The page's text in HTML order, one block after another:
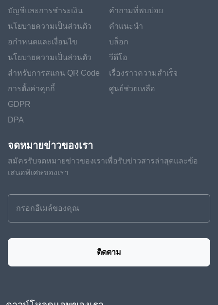
บัญชีและการชำระเงิน
นโยบายความเป็นส่วนตัว
อกำหนดและเงื่อนไข
นโยบายความเป็นส่วนตัว
สำหรับการสแกน QR Code
การตั้งค่าคุกกี้
GDPR
DPA
คำถามที่พบบ่อย
คำแนะนำ
บล็อก
วีดีโอ
เรื่องราวความสำเร็จ
ศูนย์ช่วยเหลือ
จดหมายข่าวของเรา
สมัครรับจดหมายข่าวของเราเพื่อรับข่าวสารล่าสุดและข้อ
เสนอพิเศษของเรา
ติดตาม